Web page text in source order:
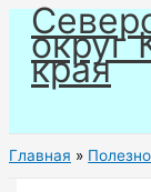
Перейти
содержимому
округ
края
Главная